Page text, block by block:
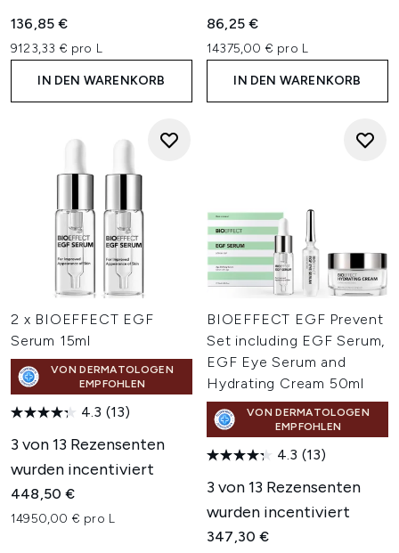
136,85 €
9123,33 € pro L
IN DEN WARENKORB
86,25 €
14375,00 € pro L
IN DEN WARENKORB
2 x BIOEFFECT EGF
Serum 15ml
VON DERMATOLOGEN
EMPFOHLEN
4.3 (13)
3 von 13 Rezensenten
wurden incentiviert
448,50 €
14950,00 € pro L
BIOEFFECT EGF Prevent
Set including EGF Serum,
EGF Eye Serum and
Hydrating Cream 50ml
VON DERMATOLOGEN
EMPFOHLEN
4.3 (13)
3 von 13 Rezensenten
wurden incentiviert
347,30 €